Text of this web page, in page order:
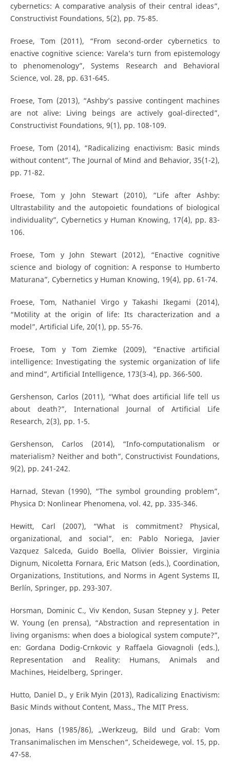
cybernetics: A comparative analysis of their central ideas”,
Constructivist Foundations, 5(2), pp. 75-85.
Froese, Tom (2011), “From second-order cybernetics to
enactive cognitive science: Varela’s turn from epistemology
to phenomenology”, Systems Research and Behavioral
Science, vol. 28, pp. 631-645.
Froese, Tom (2013), “Ashby’s passive contingent machines
are not alive: Living beings are actively goal-directed”,
Constructivist Foundations, 9(1), pp. 108-109.
Froese, Tom (2014), “Radicalizing enactivism: Basic minds
without content”, The Journal of Mind and Behavior, 35(1-2),
pp. 71-82.
Froese, Tom y John Stewart (2010), “Life after Ashby:
Ultrastability and the autopoietic foundations of biological
individuality”, Cybernetics y Human Knowing, 17(4), pp. 83-
106.
Froese, Tom y John Stewart (2012), “Enactive cognitive
science and biology of cognition: A response to Humberto
Maturana”, Cybernetics y Human Knowing, 19(4), pp. 61-74.
Froese, Tom, Nathaniel Virgo y Takashi Ikegami (2014),
“Motility at the origin of life: Its characterization and a
model”, Artificial Life, 20(1), pp. 55-76.
Froese, Tom y Tom Ziemke (2009), “Enactive artificial
intelligence: Investigating the systemic organization of life
and mind”, Artificial Intelligence, 173(3-4), pp. 366-500.
Gershenson, Carlos (2011), “What does artificial life tell us
about death?”, International Journal of Artificial Life
Research, 2(3), pp. 1-5.
Gershenson, Carlos (2014), “Info-computationalism or
materialism? Neither and both”, Constructivist Foundations,
9(2), pp. 241-242.
Harnad, Stevan (1990), “The symbol grounding problem”,
Physica D: Nonlinear Phenomena, vol. 42, pp. 335-346.
Hewitt, Carl (2007), “What is commitment? Physical,
organizational, and social”, en: Pablo Noriega, Javier
Vazquez Salceda, Guido Boella, Olivier Boissier, Virginia
Dignum, Nicoletta Fornara, Eric Matson (eds.), Coordination,
Organizations, Institutions, and Norms in Agent Systems II,
Berlín, Springer, pp. 293-307.
Horsman, Dominic C., Viv Kendon, Susan Stepney y J. Peter
W. Young (en prensa), “Abstraction and representation in
living organisms: when does a biological system compute?”,
en: Gordana Dodig-Crnkovic y Raffaela Giovagnoli (eds.),
Representation and Reality: Humans, Animals and
Machines, Heidelberg, Springer.
Hutto, Daniel D., y Erik Myin (2013), Radicalizing Enactivism:
Basic Minds without Content, Mass., The MIT Press.
Jonas, Hans (1985/86), „Werkzeug, Bild und Grab: Vom
Transanimalischen im Menschen“, Scheidewege, vol. 15, pp.
47-58.